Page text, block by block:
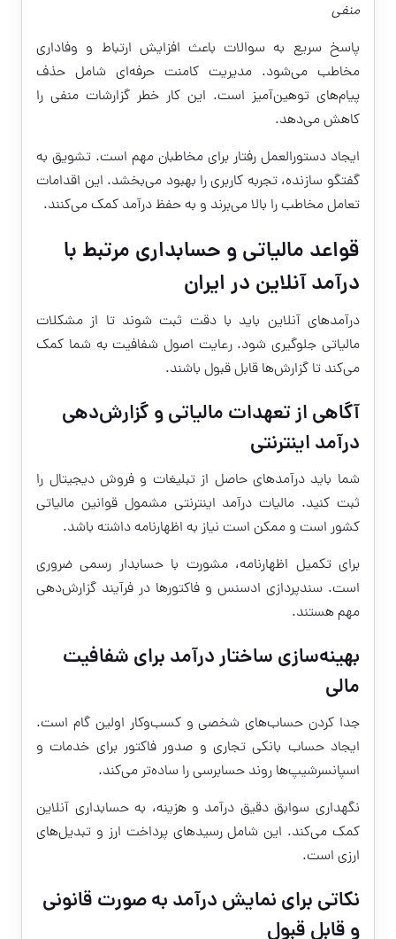
منفی
پاسخ سریع به سوالات باعث افزایش ارتباط و وفاداری
مخاطب می‌شود. مدیریت کامنت حرفه‌ای شامل حذف
پیام‌های توهین‌آمیز است. این کار خطر گزارشات منفی را
کاهش می‌دهد.
ایجاد دستورالعمل رفتار برای مخاطبان مهم است. تشویق به
گفتگو سازنده، تجربه کاربری را بهبود می‌بخشد. این اقدامات
تعامل مخاطب را بالا می‌برند و به حفظ درآمد کمک می‌کنند.
قواعد مالیاتی و حسابداری مرتبط با
درآمد آنلاین در ایران
درآمدهای آنلاین باید با دقت ثبت شوند تا از مشکلات
مالیاتی جلوگیری شود. رعایت اصول شفافیت به شما کمک
می‌کند تا گزارش‌ها قابل قبول باشند.
آگاهی از تعهدات مالیاتی و گزارش‌دهی
درآمد اینترنتی
شما باید درآمدهای حاصل از تبلیغات و فروش دیجیتال را
ثبت کنید. مالیات درآمد اینترنتی مشمول قوانین مالیاتی
کشور است و ممکن است نیاز به اظهارنامه داشته باشد.
برای تکمیل اظهارنامه، مشورت با حسابدار رسمی ضروری
است. سندپردازی ادسنس و فاکتورها در فرآیند گزارش‌دهی
مهم هستند.
بهینه‌سازی ساختار درآمد برای شفافیت
مالی
جدا کردن حساب‌های شخصی و کسب‌وکار اولین گام است.
ایجاد حساب بانکی تجاری و صدور فاکتور برای خدمات و
اسپانسرشیپ‌ها روند حسابرسی را ساده‌تر می‌کند.
نگهداری سوابق دقیق درآمد و هزینه، به حسابداری آنلاین
کمک می‌کند. این شامل رسیدهای پرداخت ارز و تبدیل‌های
ارزی است.
نکاتی برای نمایش درآمد به صورت قانونی
و قابل قبول